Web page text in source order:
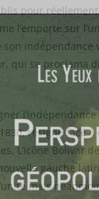
pour
l’emporte sur
indépendance
qui se proclama
résigné face
L’icône Bolivar
gauche
mais